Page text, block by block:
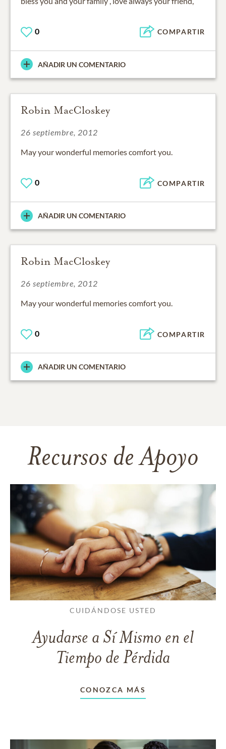
0 COMPARTIR
AÑADIR UN COMENTARIO
Robin MacCloskey
26 septiembre, 2012
May your wonderful memories comfort you.
0 COMPARTIR
AÑADIR UN COMENTARIO
Robin MacCloskey
26 septiembre, 2012
May your wonderful memories comfort you.
0 COMPARTIR
AÑADIR UN COMENTARIO
Recursos de Apoyo
CUIDÁNDOSE USTED
Ayudarse a Sí Mismo en el
Tiempo de Pérdida
CONOZCA MÁS